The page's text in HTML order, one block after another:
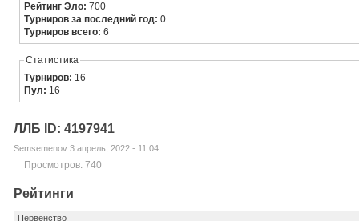
Рейтинг Эло:700
Турниров за последний год:0
Турниров всего:6
Статистика
Турниров: 16
Пул: 16
ЛЛБ ID: 4197941
Semsemenov 3 апрель, 2022 - 11:04
Просмотров: 740
Рейтинги
Первенство